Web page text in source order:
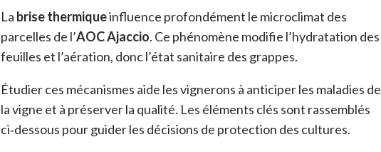
La brise thermiqueinfluence profondément le microclimat des
parcelles de l’AOC Ajaccio. Ce phénomène modifie l’hydratation des
feuilles et l’aération, donc l’état sanitaire des grappes.
Étudier ces mécanismes aide les vignerons à anticiper les maladies de
la vigne et à préserver la qualité. Les éléments clés sont rassemblés
ci‑dessous pour guider les décisions de protection des cultures.